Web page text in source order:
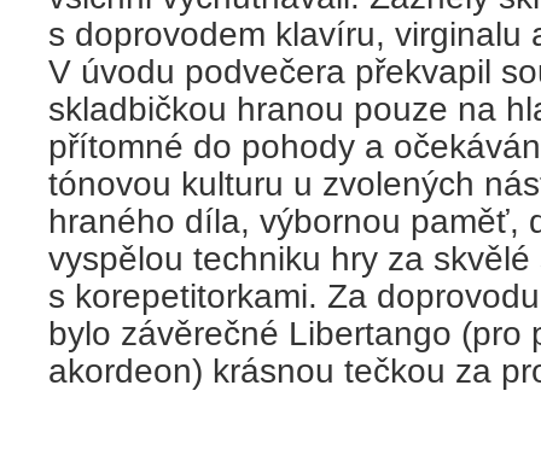
s doprovodem klavíru, virginalu
V úvodu podvečera překvapil
skladbičkou hranou pouze na
přítomné do pohody a
tónovou kulturu u zvolených
hraného díla, výbornou paměť,
vyspělou techniku hry za
s korepetitorkami. Za
bylo závěrečné Libertango (pro
akordeon) krásnou tečkou za